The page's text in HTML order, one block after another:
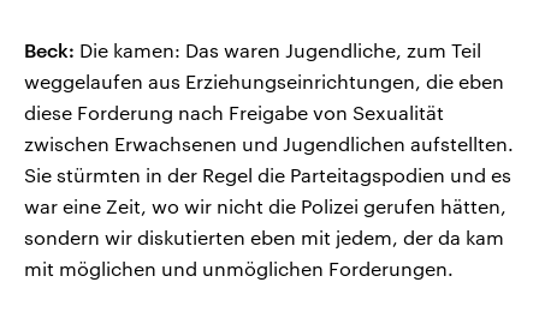
Beck: Die kamen: Das waren Jugendliche, zum Teil
weggelaufen aus Erziehungseinrichtungen, die eben
diese Forderung nach Freigabe von Sexualität
zwischen Erwachsenen und Jugendlichen aufstellten.
Sie stürmten in der Regel die Parteitagspodien und es
war eine Zeit, wo wir nicht die Polizei gerufen hätten,
sondern wir diskutierten eben mit jedem, der da kam
mit möglichen und unmöglichen Forderungen.